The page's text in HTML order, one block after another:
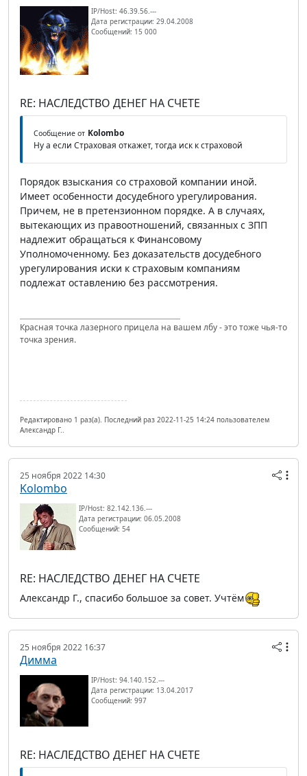
IP/Host: 46.39.56.---
Дата регистрации: 29.04.2008
Сообщений: 15 000
RE: НАСЛЕДСТВО ДЕНЕГ НА СЧЕТЕ
Сообщение от Kolombo
Ну а если Страховая откажет, тогда иск к страховой
Порядок взыскания со страховой компании иной.
Имеет особенности досудебного урегулирования.
Причем, не в претензионном порядке. А в случаях,
вытекающих из правоотношений, связанных с ЗПП
надлежит обращаться к Финансовому
Уполномоченному. Без доказательств досудебного
урегулирования иски к страховым компаниям
подлежат оставлению без рассмотрения.
Красная точка лазерного прицела на вашем лбу - это тоже чья-то
точка зрения.
Редактировано 1 раз(а). Последний раз 2022-11-25 14:24 пользователем
Александр Г..
25 ноября 2022 14:30
Kolombo
IP/Host: 82.142.136.---
Дата регистрации: 06.05.2008
Сообщений: 54
RE: НАСЛЕДСТВО ДЕНЕГ НА СЧЕТЕ
Александр Г., спасибо большое за совет. Учтём
25 ноября 2022 16:37
Димма
IP/Host: 94.140.152.---
Дата регистрации: 13.04.2017
Сообщений: 997
RE: НАСЛЕДСТВО ДЕНЕГ НА СЧЕТЕ